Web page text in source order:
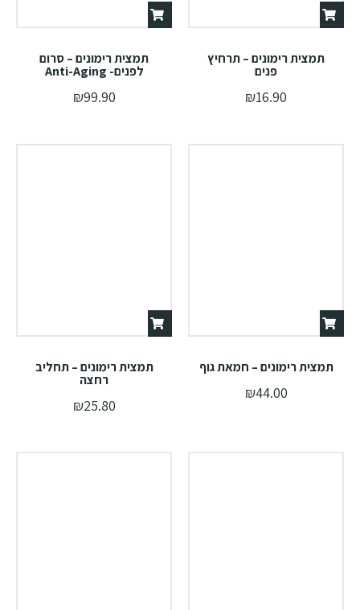
תמצית רימונים – תרחיץ
פנים
₪16.90
תמצית רימונים – סרום
לפנים- Anti-Aging
₪99.90
תמצית רימונים – חמאת גוף
₪44.00
תמצית רימונים – תחליב
רחצה
₪25.80